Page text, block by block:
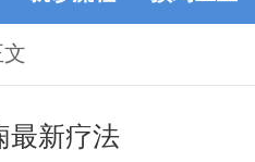
文
最新疗法